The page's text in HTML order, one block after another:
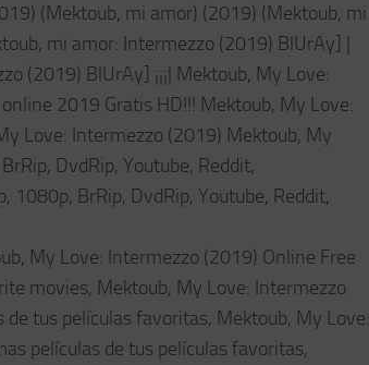
(Mektoub, mi amor) (2019) (Mektoub, mi
mi amor: Intermezzo (2019) BlUrAy] |
(2019) BlUrAy] ¡¡¡| Mektoub, My Love:
2019 Gratis HD!!! Mektoub, My Love:
Love: Intermezzo (2019) Mektoub, My
DvdRip, Youtube, Reddit,
BrRip, DvdRip, Youtube, Reddit,
My Love: Intermezzo (2019) Online Free
movies, Mektoub, My Love: Intermezzo
tus películas favoritas, Mektoub, My Love:
películas de tus películas favoritas,